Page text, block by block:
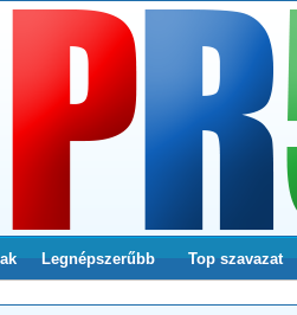
Legnépszerűbb Top szavazat